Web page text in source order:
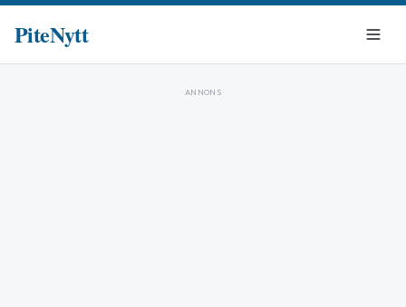
PiteNytt
ANNONS